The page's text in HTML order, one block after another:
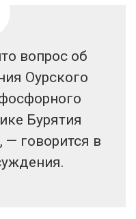
вопрос об
Оурского
Бурятия
— говорится в